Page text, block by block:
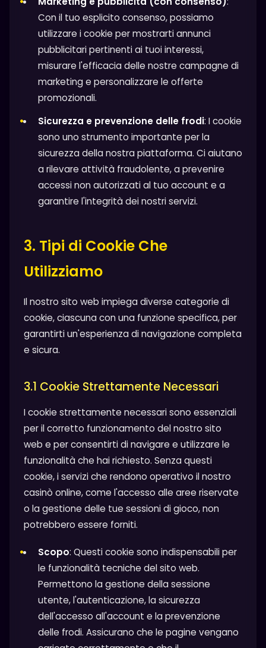
Con il tuo esplicito consenso, possiamo
utilizzare i cookie per mostrarti annunci
pubblicitari pertinenti ai tuoi interessi,
misurare l'efficacia delle nostre campagne di
marketing e personalizzare le offerte
promozionali.
Sicurezza e prevenzione delle frodi: I cookie
sono uno strumento importante per la
sicurezza della nostra piattaforma. Ci aiutano
a rilevare attività fraudolente, a prevenire
accessi non autorizzati al tuo account e a
garantire l'integrità dei nostri servizi.
3. Tipi di Cookie Che
Utilizziamo
Il nostro sito web impiega diverse categorie di
cookie, ciascuna con una funzione specifica, per
garantirti un'esperienza di navigazione completa
e sicura.
3.1 Cookie Strettamente Necessari
I cookie strettamente necessari sono essenziali
per il corretto funzionamento del nostro sito
web e per consentirti di navigare e utilizzare le
funzionalità che hai richiesto. Senza questi
cookie, i servizi che rendono operativo il nostro
casinò online, come l'accesso alle aree riservate
o la gestione delle tue sessioni di gioco, non
potrebbero essere forniti.
Scopo: Questi cookie sono indispensabili per
le funzionalità tecniche del sito web.
Permettono la gestione della sessione
utente, l'autenticazione, la sicurezza
dell'accesso all'account e la prevenzione
delle frodi. Assicurano che le pagine vengano